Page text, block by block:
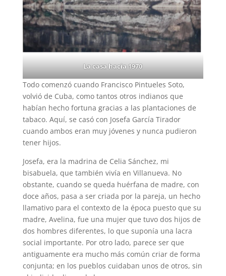
La casa hacia 1970
Todo comenzó cuando Francisco Pintueles Soto,
volvió de Cuba, como tantos otros indianos que
habían hecho fortuna gracias a las plantaciones de
tabaco. Aquí, se casó con Josefa García Tirador
cuando ambos eran muy jóvenes y nunca pudieron
tener hijos.
Josefa, era la madrina de Celia Sánchez, mi
bisabuela, que también vivía en Villanueva. No
obstante, cuando se queda huérfana de madre, con
doce años, pasa a ser criada por la pareja, un hecho
llamativo para el contexto de la época puesto que su
madre, Avelina, fue una mujer que tuvo dos hijos de
dos hombres diferentes, lo que suponía una lacra
social importante. Por otro lado, parece ser que
antiguamente era mucho más común criar de forma
conjunta; en los pueblos cuidaban unos de otros, sin